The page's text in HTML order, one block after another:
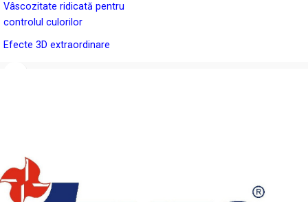
Vâscozitate ridicată pentru
controlul culorilor
Efecte 3D extraordinare